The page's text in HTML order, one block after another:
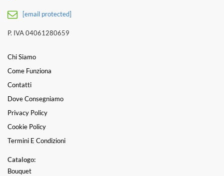
[email protected]
P. IVA 04061280659
Chi Siamo
Come Funziona
Contatti
Dove Consegniamo
Privacy Policy
Cookie Policy
Termini E Condizioni
Catalogo:
Bouquet